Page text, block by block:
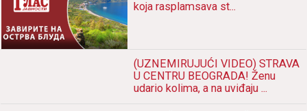
koja rasplamsava st...
(UZNEMIRUJUĆI VIDEO) STRAVA
U CENTRU BEOGRADA! Ženu
udario kolima, a na uviđaju ...